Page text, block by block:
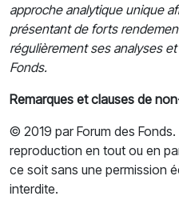
approche analytique unique
présentant de forts
régulièrement ses analyses
Fonds.
Remarques et clauses de
© 2019 par Forum des
reproduction en tout ou en
ce soit sans une permission
interdite.